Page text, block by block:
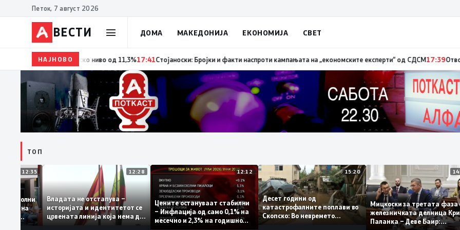
Петок, 7 август 2026
ВЕСТИ ДОМА МАКЕДОНИЈА ЕКОНОМИЈА СВЕТ
НАЈНОВО
18:06 Мерките за самовработување даваат резултат – невработеноста на историски најниско ниво од 11,3%17:41
ТОП
12:35
се задоволни
на
12:28
Владата не отстапува –
историјата и идентитетот се
црвената линија која нема да
се погази
12:12
Цените остануваат стабилни
– Инфлација од само 0,1% на
месечно и 2,3% на годишно
15:20
Десет години од
катастрофалните поплави во
Скопско: Во невремето
Мицкоски за третата
железничката
Паланка – Деве Баир: